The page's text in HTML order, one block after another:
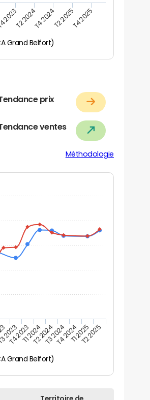
Grand Belfort)
2023T2 2024T4 2024T2 2025T4 2025
prix
ventes
Méthodologie
Grand Belfort)
2023
T4 2023T1 2024T2 2024T3 2024T4 2024T1 2025T2 2025
Territoire de